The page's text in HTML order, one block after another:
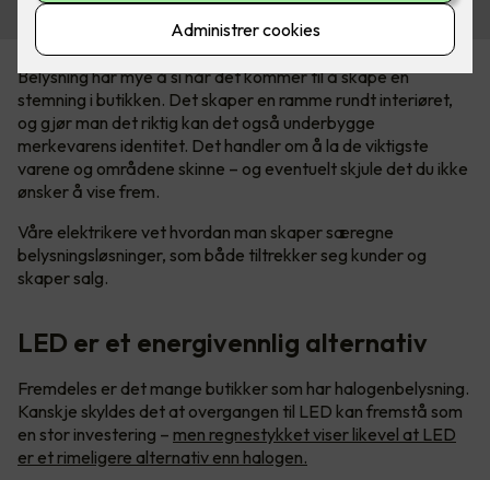
Belysning har mye å si når det kommer til å skape en
stemning i butikken. Det skaper en ramme rundt interiøret,
og gjør man det riktig kan det også underbygge
merkevarens identitet. Det handler om å la de viktigste
varene og områdene skinne – og eventuelt skjule det du ikke
ønsker å vise frem.
Våre elektrikere vet hvordan man skaper særegne
belysningsløsninger, som både tiltrekker seg kunder og
skaper salg.
LED er et energivennlig alternativ
Fremdeles er det mange butikker som har halogenbelysning.
Kanskje skyldes det at overgangen til LED kan fremstå som
en stor investering – men regnestykket viser likevel at LED
er et rimeligere alternativ enn halogen.